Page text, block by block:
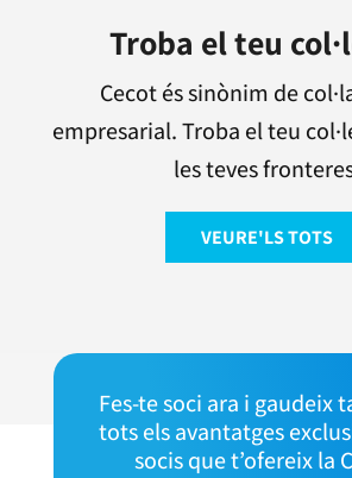
Troba el teu
Cecot és sinònim de
empresarial. Troba el teu
les teves
VEURE'LS TOTS
Fes-te soci ara i gaudeix
tots els avantatges
socis que t’ofereix la